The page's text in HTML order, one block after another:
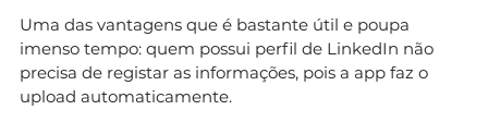
Uma das vantagens que é bastante útil e poupa
imenso tempo: quem possui perfil de LinkedIn não
precisa de registar as informações, pois a app faz o
upload automaticamente.